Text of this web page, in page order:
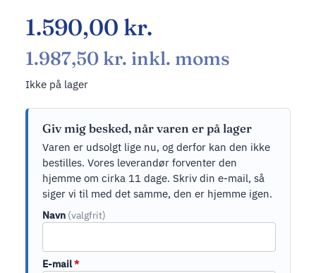
1.590,00 kr.
1.987,50 kr. inkl. moms
Ikke på lager
Giv mig besked, når varen er på lager
Varen er udsolgt lige nu, og derfor kan den ikke
bestilles. Vores leverandør forventer den
hjemme om cirka 11 dage. Skriv din e-mail, så
siger vi til med det samme, den er hjemme igen.
Navn (valgfrit)
E-mail*